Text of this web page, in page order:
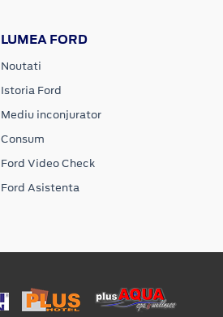
LUMEA FORD
Noutati
Istoria Ford
Mediu inconjurator
Consum
Ford Video Check
Ford Asistenta